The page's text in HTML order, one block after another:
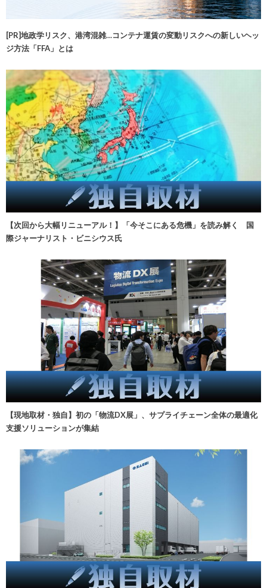
[PR]地政学リスク、港湾混雑…コンテナ運賃の変動リスクへの新しいヘッ
ジ方法「FFA」とは
【次回から大幅リニューアル！】「今そこにある危機」を読み解く 国
際ジャーナリスト・ビニシウス氏
【現地取材・独自】初の「物流DX展」、サプライチェーン全体の最適化
支援ソリューションが集結